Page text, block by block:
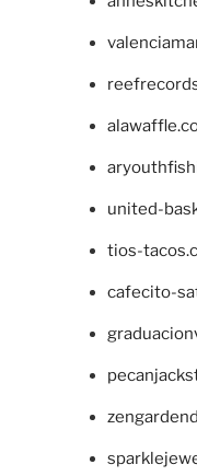
united-
tios-
cafecito-